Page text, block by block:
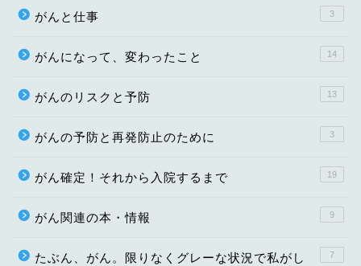
がんと仕事 3
がんになって、変わったこと 14
がんのリスクと予防 13
がんの予防と再発防止のために 3
がん確定！それから入院するまで 19
がん関連の本・情報 9
たぶん、がん。限りなくグレーな状況で私がし
7